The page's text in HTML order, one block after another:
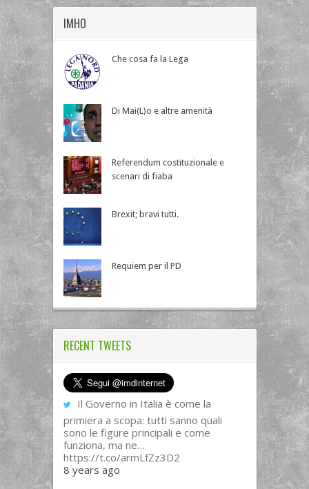
IMHO
Che cosa fa la Lega
Di Mai(L)o e altre amenità
Referendum costituzionale e
scenari di fiaba
Brexit; bravi tutti.
Requiem per il PD
RECENT TWEETS
Il Governo in Italia è come la
primiera a scopa: tutti sanno quali
sono le figure principali e come
funziona, ma ne…
https://t.co/armLfZz3D2
8 years ago